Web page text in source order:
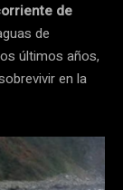
de
de
últimos años,
en la